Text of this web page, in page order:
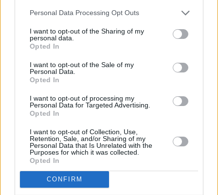
negar su consentimiento. Tenga en cuenta que algún
de su consentimiento, pero usted tiene el derecho de
rechazar tal procesamiento. Sus preferencias se aplicarán
cualquier momento entrando de nuevo en este sitio web o
visitando nuestra política de privacidad.
Personal Data Processing Opt Outs
I want to opt-out of the Sharing of my
personal data.
Opted In
I want to opt-out of the Sale of my
Personal Data.
Opted In
I want to opt-out of processing my
Personal Data for Targeted Advertising.
Opted In
I want to opt-out of Collection, Use,
Retention, Sale, and/or Sharing of my
Personal Data that Is Unrelated with the
Purposes for which it was collected.
Opted In
CONFIRM